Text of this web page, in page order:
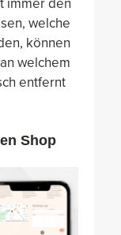
immer den
welche
können
welchem
entfernt
Shop